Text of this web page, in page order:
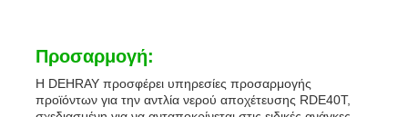
Προσαρμογή:
Η DEHRAY προσφέρει υπηρεσίες προσαρμογής
προϊόντων για την αντλία νερού αποχέτευσης RDE40T,